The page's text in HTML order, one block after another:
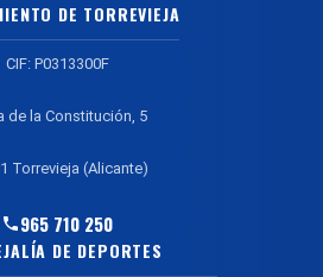
DE TORREVIEJA
CIF: P0313300F
de la Constitución, 5
Torrevieja (Alicante)
965 710 250
DE DEPORTES